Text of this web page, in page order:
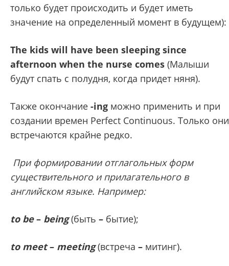
только будет происходить и будет иметь
значение на определенный момент в
The kids will have been sleeping since
afternoon when the nurse comes (Малыши
будут спать с полудня, когда придет няня).
Также окончание -ing можно применить и при
создании времен Perfect Continuous. Только они
встречаются крайне редко.
При формировании отглагольных фopм
cyщecтвитeльного и пpилaгaтeльного в
английском языке. Например:
to be– being(быть – бытие);
to meet– meeting(встреча – митинг).